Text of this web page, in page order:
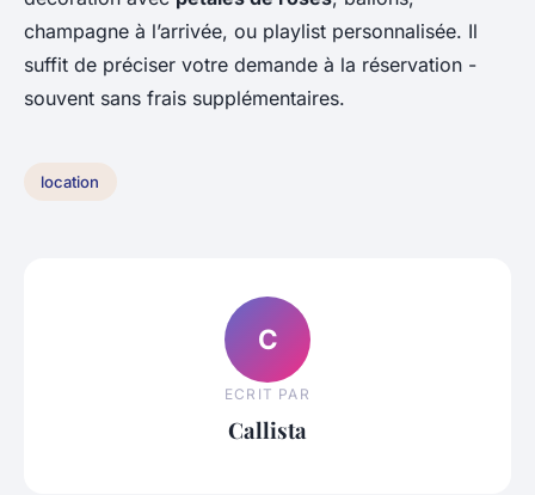
champagne à l’arrivée, ou playlist personnalisée. Il
suffit de préciser votre demande à la réservation -
souvent sans frais supplémentaires.
location
C
ECRIT PAR
Callista